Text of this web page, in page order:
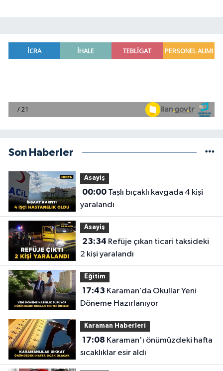
Son Haberler
Asayiş
00:00Taşlı bıçaklı kavgada 4 kişi
yaralandı
Asayiş
23:34
2 kişi yaralandı
Eğitim
17:43
Döneme Hazırlanıyor
Karaman Haberleri
17:08
sıcaklıklar esir aldı